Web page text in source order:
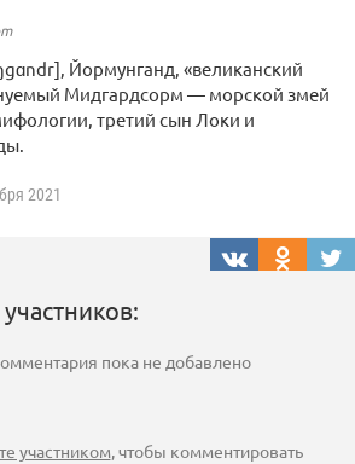
Йормунганд, «великанский
Мидгардсорм — морской змей
третий сын Локи и
2021
пока не добавлено
участником, чтобы комментировать